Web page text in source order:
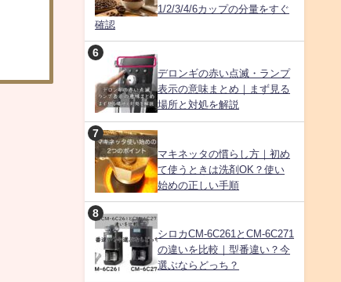
1/2/3/4/6カップの分量をすぐ
確認
デロンギの赤い点滅・ランプ
表示の意味まとめ｜まず見る
場所と対処を解説
マキネッタの慣らし方｜初め
て使うときは洗剤OK？使い
始めの正しい手順
シロカCM-6C261とCM-6C271
の違いを比較｜型番違い？今
選ぶならどっち？